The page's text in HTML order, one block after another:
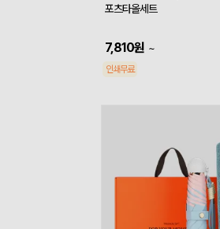
포츠타올세트
7,810원 ~
인쇄무료